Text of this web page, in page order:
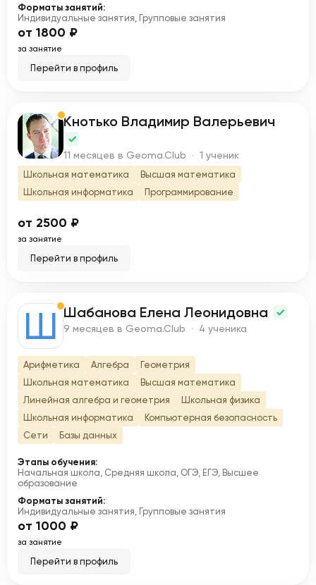
Форматы занятий:
Индивидуальные занятия, Групповые занятия
от 1800 ₽
за занятие
Перейти в профиль
К Кнотько Владимир Валерьевич
11 месяцев в Geoma.Club · 1 ученик
Школьная математика
Высшая математика
Школьная информатика
Программирование
от 2500 ₽
за занятие
Перейти в профиль
Ш Шабанова Елена Леонидовна
9 месяцев в Geoma.Club · 4 ученика
Арифметика Алгебра
Геометрия
Школьная математика
Высшая математика
Линейная алгебра и геометрия
Школьная физика
Школьная информатика
Компьютерная безопасность
Сети
Базы данных
Этапы обучения:
Начальная школа, Средняя школа, ОГЭ, ЕГЭ, Высшее
образование
Форматы занятий:
Индивидуальные занятия, Групповые занятия
от 1000 ₽
за занятие
Перейти в профиль